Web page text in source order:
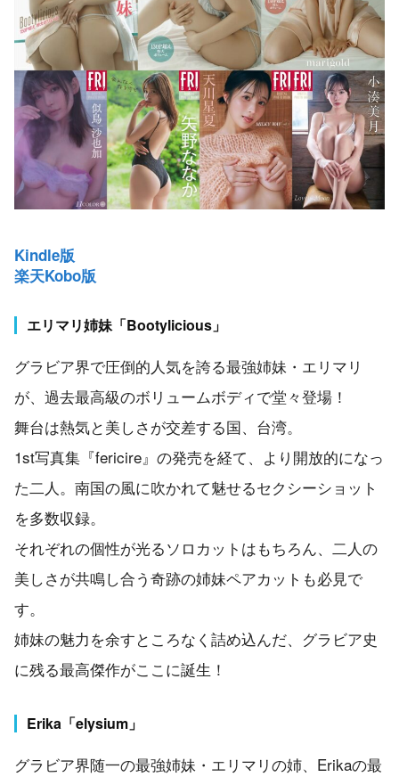
Kindle版
楽天Kobo版
エリマリ姉妹「Bootylicious」
グラビア界で圧倒的人気を誇る最強姉妹・エリマリ
が、過去最高級のボリュームボディで堂々登場！
舞台は熱気と美しさが交差する国、台湾。
1st写真集『fericire』の発売を経て、より開放的になっ
た二人。南国の風に吹かれて魅せるセクシーショット
を多数収録。
それぞれの個性が光るソロカットはもちろん、二人の
美しさが共鳴し合う奇跡の姉妹ペアカットも必見で
す。
姉妹の魅力を余すところなく詰め込んだ、グラビア史
に残る最高傑作がここに誕生！
Erika「elysium」
グラビア界随一の最強姉妹・エリマリの姉、Erikaの最